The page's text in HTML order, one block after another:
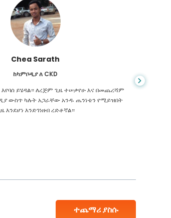
Chea Sarath
ከካምቦዲያ ለ CKD
እየባሰ ይሄዳል። ለረጅም ጊዜ ተሠቃየሁ እና በመጨረሻም
ውስጥ ካሉት አጋራቸው አንዱ ጤንነቴን የሚይዝበት
እንደሆነ እንድገነዘብ ረድቶኛል።
ተጨማሪ ያስሱ